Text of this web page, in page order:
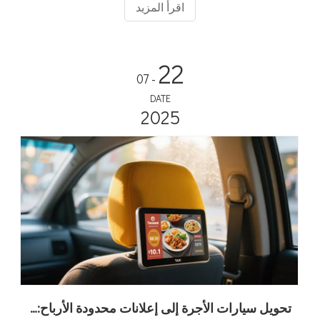
اقرأ المزيد
22
- 07
DATE
2025
تحويل سيارات الأجرة إلى إعلانات محدودة الأرباح: استكشاف قوة اللافتات الرقمية LCD